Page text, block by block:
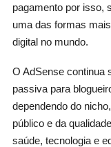
pagamento por isso,
uma das formas
digital no mundo.
O AdSense continua
passiva para
dependendo do
público e da
saúde, tecnologia e